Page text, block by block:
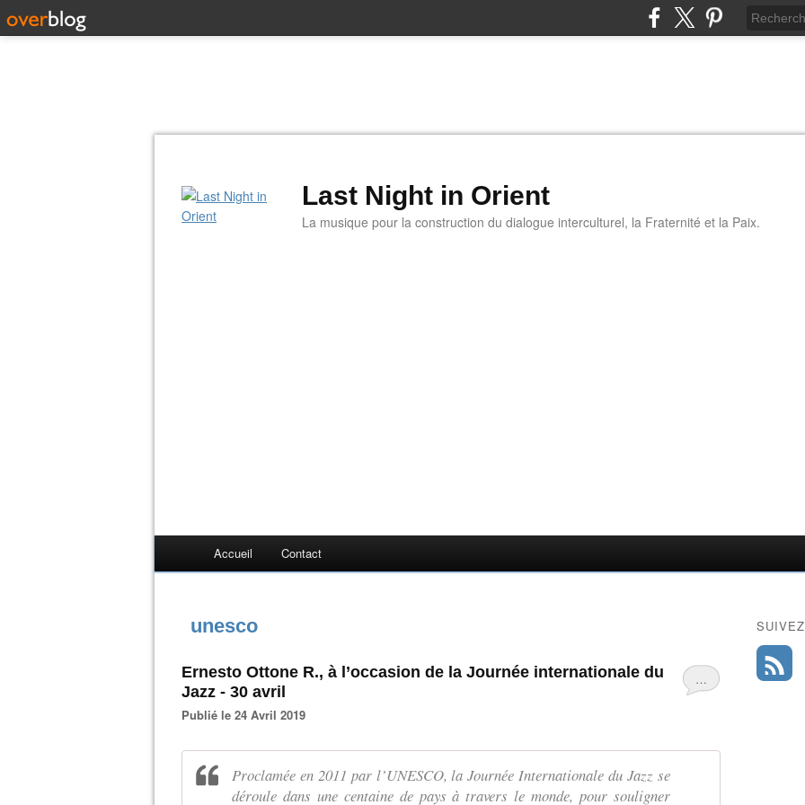
Last Night in Orient
La musique pour la construction du dialogue interculturel, la Fraternité et la Paix.
Accueil Contact
unesco
…
Ernesto Ottone R., à l’occasion de la Journée internationale du
Jazz - 30 avril
Publié le 24 Avril 2019
Proclamée en 2011 par l’UNESCO, la Journée Internationale du Jazz se
déroule dans une centaine de pays à travers le monde, pour souligner